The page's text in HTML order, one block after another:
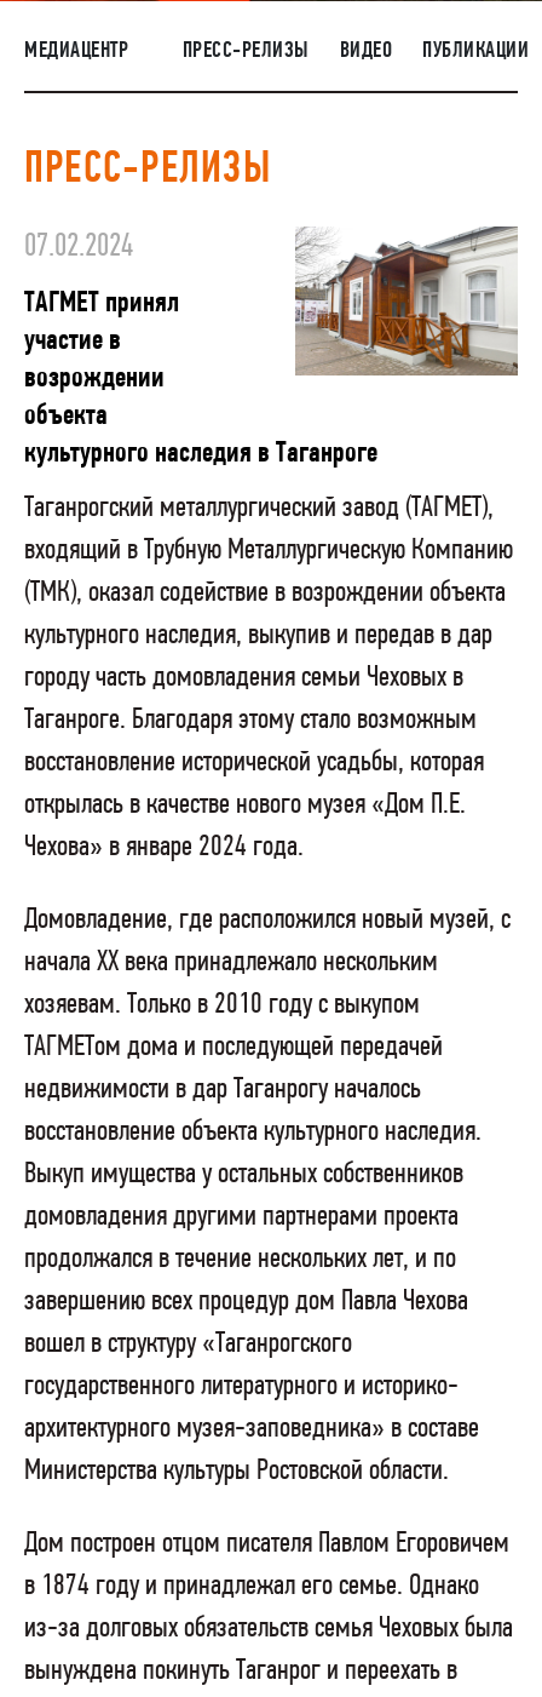
НАШИ ЛЮДИ
ОКРУЖАЮЩАЯ СРЕДА
ЗАКУПКИ
МЕДИАЦЕНТР ПРЕСС-РЕЛИЗЫ ВИДЕО ПУБЛИКАЦИИ
ПРЕСС-РЕЛИЗЫ
07.02.2024
ТАГМЕТ принял
участие в
возрождении
объекта
культурного наследия в Таганроге
Таганрогский металлургический завод (ТАГМЕТ),
входящий в Трубную Металлургическую Компанию
(ТМК), оказал содействие в возрождении объекта
культурного наследия, выкупив и передав в дар
городу часть домовладения семьи Чеховых в
Таганроге. Благодаря этому стало возможным
восстановление исторической усадьбы, которая
открылась в качестве нового музея «Дом П.Е.
Чехова» в январе 2024 года.
Домовладение, где расположился новый музей, с
начала XX века принадлежало нескольким
хозяевам. Только в 2010 году с выкупом
ТАГМЕТом дома и последующей передачей
недвижимости в дар Таганрогу началось
восстановление объекта культурного наследия.
Выкуп имущества у остальных собственников
домовладения другими партнерами проекта
продолжался в течение нескольких лет, и по
завершению всех процедур дом Павла Чехова
вошел в структуру «Таганрогского
государственного литературного и историко-
архитектурного музея-заповедника» в составе
Министерства культуры Ростовской области.
Дом построен отцом писателя Павлом Егоровичем
в 1874 году и принадлежал его семье. Однако
из-за долговых обязательств семья Чеховых была
вынуждена покинуть Таганрог и переехать в